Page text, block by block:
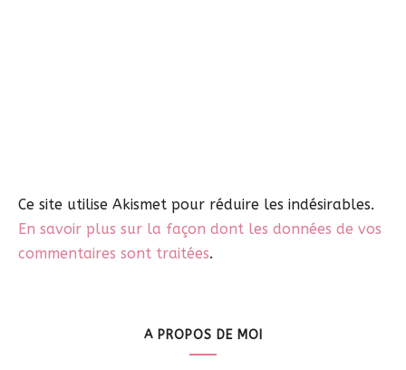
Ce site utilise Akismet pour réduire les indésirables.
En savoir plus sur la façon dont les données de vos
commentaires sont traitées.
A PROPOS DE MOI